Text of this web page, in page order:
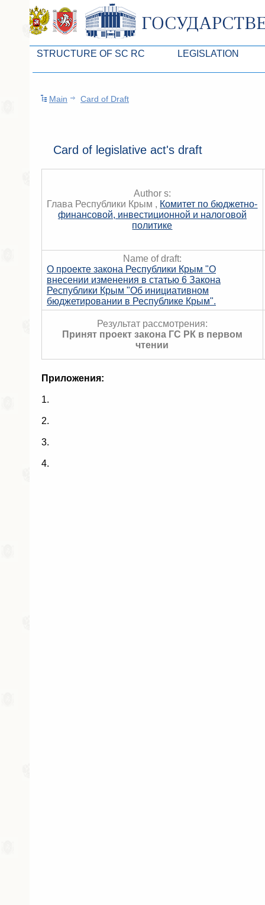
STRUCTURE OF SC RC
Presidium of SC ARC
Permanent commissions of SC ARC
Советники Председателя ГС РК
Управление делами ГС РК
Поиск депутата по округу
LEGISLATION
Антикоррупционная
Схема
Статистика
Main Card of Draft
Card of legislative act's draft
Author s:
Глава Республики Крым , Комитет по бюджетно-
финансовой, инвестиционной и налоговой
политике
Name of draft:
О проекте закона Республики Крым "О
внесении изменения в статью 6 Закона
Республики Крым "Об инициативном
бюджетировании в Республике Крым".
Результат рассмотрения:
Принят проект закона ГС РК в первом
чтении
Приложения:
1.
2.
3.
4.